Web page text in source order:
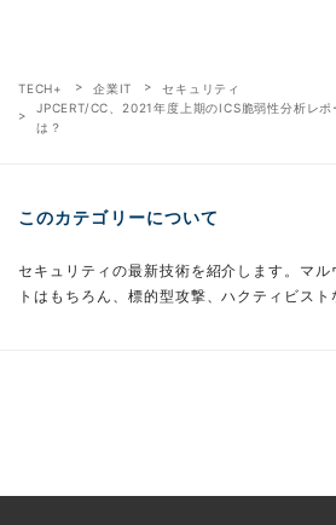
TECH+ 企業IT
セキュリティ
JPCERT/CC、2021年度上期のICS脆弱性分析レ
は？
このカテゴリーについて
セキュリティの最新技術を紹介します。マ
トはもちろん、標的型攻撃、ハクティビスト